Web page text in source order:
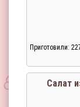
Приготовили:
Салат